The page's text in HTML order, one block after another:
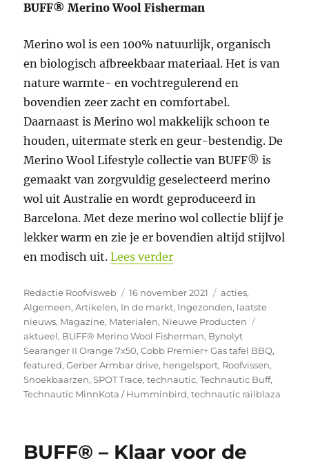
BUFF® Merino Wool Fisherman
Merino wol is een 100% natuurlijk, organisch
en biologisch afbreekbaar materiaal. Het is van
nature warmte- en vochtregulerend en
bovendien zeer zacht en comfortabel.
Daarnaast is Merino wol makkelijk schoon te
houden, uitermate sterk en geur-bestendig. De
Merino Wool Lifestyle collectie van BUFF® is
gemaakt van zorgvuldig geselecteerd merino
wol uit Australie en wordt geproduceerd in
Barcelona. Met deze merino wol collectie blijf je
lekker warm en zie je er bovendien altijd stijlvol
en modisch uit.Lees verder“Technautic – 5
Auteur
Redactie Roofvisweb
Geplaatst
op
16 november 2021 Categorieën
acties,
Algemeen,Artikelen, In de markt, Ingezonden, laatste
nieuws, Magazine, Materialen, Nieuwe Producten
aktueel, BUFF® Merino Wool Fisherman, Bynolyt
Searanger II Orange 7x50,Cobb Premier+ Gas tafel BBQ,
featured,Gerber Armbar drive, hengelsport, Roofvissen,
Snoekbaarzen,SPOT Trace,technautic,Technautic Buff,
Technautic MinnKota / Humminbird,technautic railblaza
BUFF® – Klaar voor de